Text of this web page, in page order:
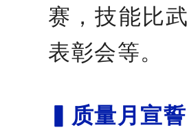
赛，技能比
表彰会等。
▍质量月宣誓